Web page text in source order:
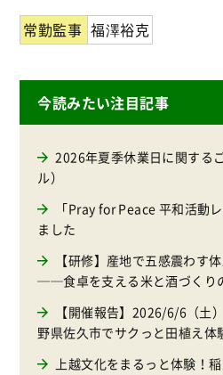
常勤監事 福澤裕克
今読みたい注目記事
2026年夏季休業日に関する
ル）
「Pray for Peace 平和活動
ました
【研修】産地で五感震わす
──食卓を支える米と酒づくり
【開催報告】2026/6/6（土
野県佐久市でサクっと田植え体
上越文化をまるっと体験！